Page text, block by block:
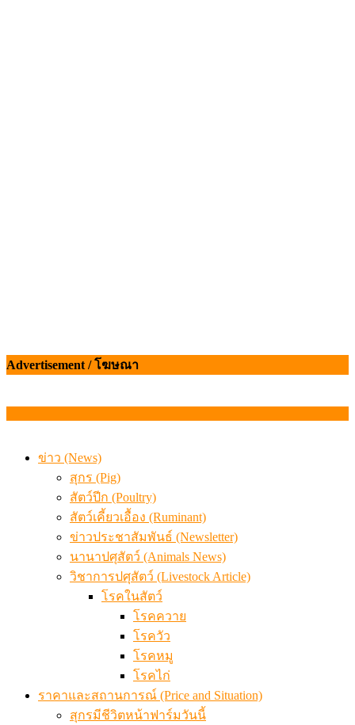
Advertisement / โฆษณา
ข่าว (News)
สุกร (Pig)
สัตว์ปีก (Poultry)
สัตว์เคี้ยวเอื้อง (Ruminant)
ข่าวประชาสัมพันธ์ (Newsletter)
นานาปศุสัตว์ (Animals News)
วิชาการปศุสัตว์ (Livestock Article)
โรคในสัตว์
โรคควาย
โรควัว
โรคหมู
โรคไก่
ราคาและสถานการณ์ (Price and Situation)
สุกรมีชีวิตหน้าฟาร์มวันนี้